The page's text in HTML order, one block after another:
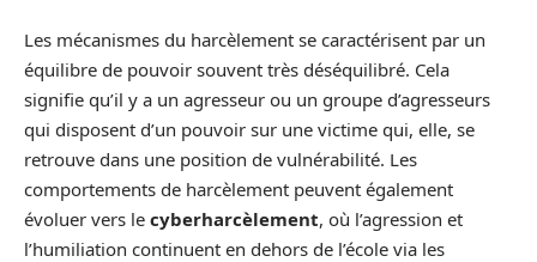
Les mécanismes du harcèlement se caractérisent par un
équilibre de pouvoir souvent très déséquilibré. Cela
signifie qu’il y a un agresseur ou un groupe d’agresseurs
qui disposent d’un pouvoir sur une victime qui, elle, se
retrouve dans une position de vulnérabilité. Les
comportements de harcèlement peuvent également
évoluer vers le cyberharcèlement, où l’agression et
l’humiliation continuent en dehors de l’école via les